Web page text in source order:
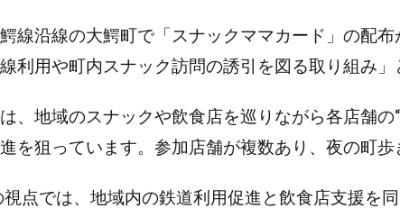
線沿線の大鰐町で「スナックママカード」の配
利用や町内スナック訪問の誘引を図る取り組み」
、地域のスナックや飲食店を巡りながら各店舗
を狙っています。参加店舗が複数あり、夜の町
視点では、地域内の鉄道利用促進と飲食店支援を